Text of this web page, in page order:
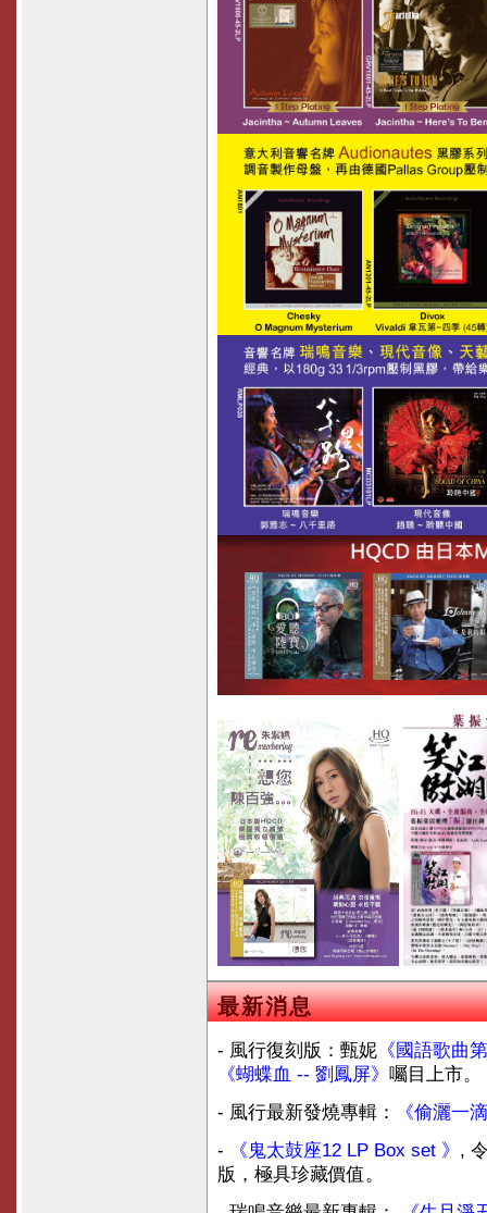
最新消息
- 風行復刻版：甄妮 《國語歌曲
《蝴蝶血 -- 劉鳳屏》 囑目上市。
- 風行最新發燒專輯：
《偷灑一
-
《鬼太鼓座12 LP Box set 》 ,
版，極具珍藏價值。